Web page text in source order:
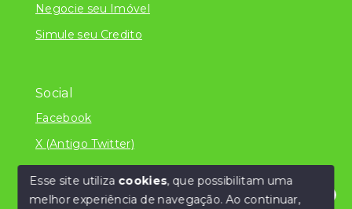
Negocie seu Imóvel
Simule seu Credito
Social
Facebook
X (Antigo Twitter)
Esse site utiliza cookies, que possibilitam uma
melhor experiência de navegação.Ao continuar,